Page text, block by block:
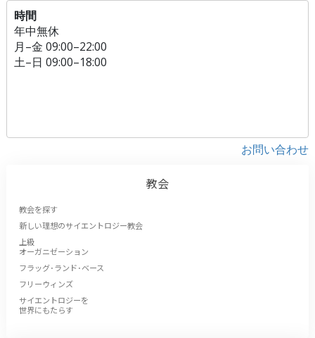
時間
年中無休
月–金 09:00–22:00
土–日 09:00–18:00
お問い合わせ
教会
教会を探す
新しい理想のサイエントロジー教会
上級
オーガニゼーション
フラッグ･ランド･ベース
フリーウィンズ
サイエントロジーを
世界にもたらす